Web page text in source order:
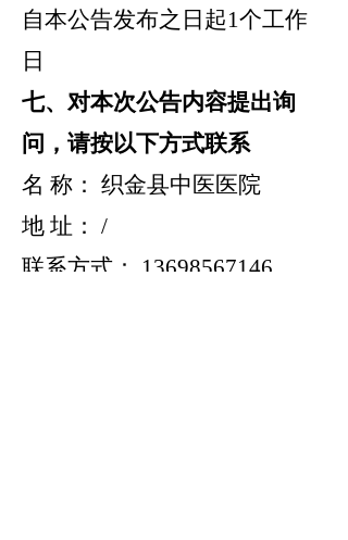
自本公告发布之日起1个工作
日
七、对本次公告内容提出询
问，请按以下方式联系
名 称： 织金县中医医院
地 址： /
联系方式： 13698567146